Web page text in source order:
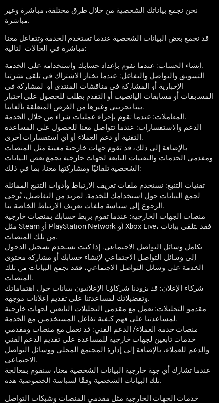
نحن نجمع بياناتك الشخصية من خلال طرق مختلفة، مباشرة وغير
مباشرة.
قد نجمع بعض البيانات الشخصية عندما تستخدم الخدمة وتتفاعل معنا
مباشرة في الحالات التالية:
إنشاء الحساب: عندما تقوم بإعداد حسابك واستخدامه على الخدمة.
التسويق والتواصل والتفاعل: عندما تختار الاشتراك في تلقي نشرتنا
الإخبارية أو المشاركة في مناقشات المنتدى أو المشاركة في
المسابقات أو مسابقات اليانصيب أو التقدم بطلب للحصول على اختبار
بيتا تجريبي وغيرها من الفرص المتعلقة بألعابنا.
المعاملات: عندما تقوم بإجراء عمليات شراء من خلال الخدمة.
الدعم والاستفسارات: عندما تتواصل معنا للحصول على المساعدة
التقنية أو دعم العملاء أو أي استفسارات أخرى.
بالإضافة إلى ذلك، قد تقوم جهات خارجية معينة مثل المنصات
ومقدمي الخدمات والتقنيات التابعة لجهات خارجية بجمع بعض البيانات
الشخصية تلقائيًا ومشاركتها معنا، بما في ذلك:
تقنيات التتبع: نستخدم ملفات تعريف الارتباط وأدوات التتبع المماثلة
لجمع البيانات حول استخدامك للخدمة. لمزيد من التفاصيل، يُرجى
الرجوع إلى سياسة ملفات تعريف الارتباط الخاصة بنا.
منصات الجهات الخارجية: عندما تقوم بربط حسابك بمنصات خارجية
مثل Steam أو PlayStation Network أو Xbox Live، فقد نتلقى بيانات
من تلك المنصات.
تكامل وسائل التواصل الاجتماعي: إذا كنت تستخدم تسجيل الدخول
إلى وسائل التواصل الاجتماعي لإنشاء حسابك أو مشاركة محتوى
الخدمة على وسائل التواصل الاجتماعي، فقد نجمع البيانات من تلك
المنصات.
شركاء الإعلان: قد يزودنا شركاؤنا الإعلانيون ببيانات حول اهتماماتك
وتفضيلاتك لمساعدتنا على تقديم إعلانات موجهة.
مقدمو التحليلات: نعمل مع مقدمي التحليلات التابعين لجهات خارجية
لمساعدتنا على فهم كيفية تفاعل المستخدمين مع الخدمة.
منصات خدمة العملاء/ الدعم الفني: قد نعمل مع منصات ومقدمي
خدمات تابعين لجهات خارجية للمساعدة على تقديم الدعم الفني
والدعم للعملاء، بالإضافة إلى إدارة المجتمع المحلي ووسائل التواصل
الاجتماعي.
عندما تشارك أي جهة خارجية البيانات الشخصية معنا، سنقوم بمعالجة
تلك البيانات الشخصية وفقًا لسياسة الخصوصية هذه.
خدمات الجهات الخارجية مثل مقدمي المنصات وشبكات التواصل